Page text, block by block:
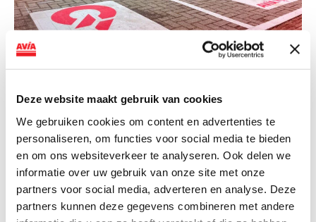
Deze website maakt gebruik van cookies
We gebruiken cookies om content en advertenties te
personaliseren, om functies voor social media te bieden
en om ons websiteverkeer te analyseren. Ook delen we
informatie over uw gebruik van onze site met onze
partners voor social media, adverteren en analyse. Deze
partners kunnen deze gegevens combineren met andere
AVIA VOLT en Fletcher Hotels starten
landelijke uitrol van DC-
snellaadinfrastructuur
AVIA VOLT en Fletcher Hotels starten landelijke uitrol
van DC-snellaadinfrastructuur AVIA VOLT en...
Lees verder